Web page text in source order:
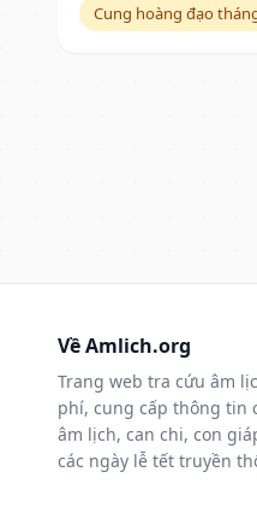
Cung hoàng đạo
Về Amlich.org
Trang web tra cứu âm
phí, cung cấp thông tin
âm lịch, can chi, con
các ngày lễ tết truyền